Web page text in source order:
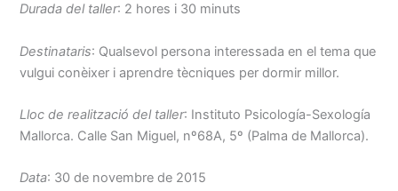
Durada del taller: 2 hores i 30 minuts
Destinataris: Qualsevol persona interessada en el tema que
vulgui conèixer i aprendre tècniques per dormir millor.
Lloc de realització del taller: Instituto Psicología-Sexología
Mallorca. Calle San Miguel, nº68A, 5º (Palma de Mallorca).
Data: 30 de novembre de 2015